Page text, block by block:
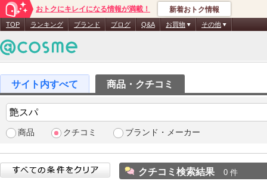
おトクにキレイになる情報が満載！ 新着おトク情報
TOP ランキング ブランド ブログ Q&A お買物 その他
商品・クチコミ
商品 クチコミ ブランド・メーカー
クチコミ検索結果 0 件